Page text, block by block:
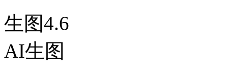
生图4.6
AI生图